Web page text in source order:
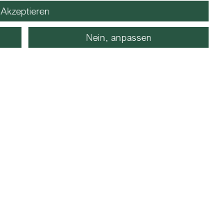
Akzeptieren
Nein, anpassen